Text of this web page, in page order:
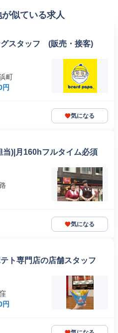
似ている求人
グスタッフ (販売・接客)
町
円
気になる
)|月160hフルタイム必須
気になる
ト専門店の店舗スタッフ
円